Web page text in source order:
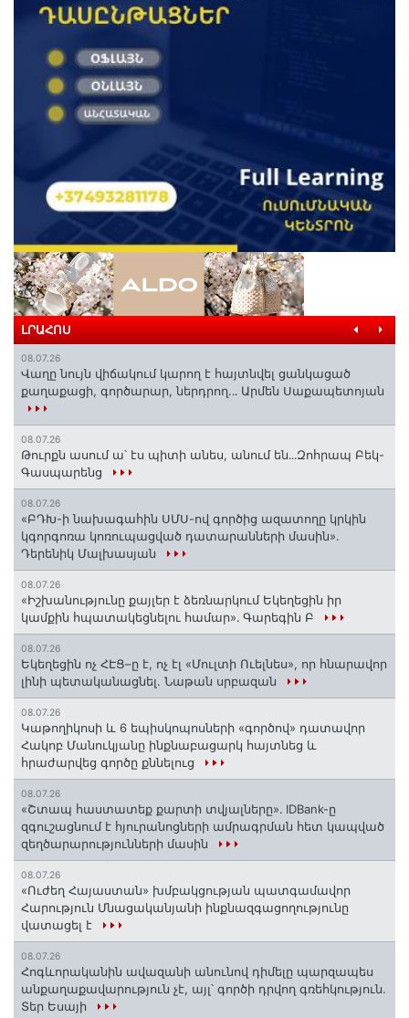
ԼՐԱՀՈՍ
08.07.26
Վաղը նույն վիճակում կարող է հայտնվել ցանկացած
քաղաքացի, գործարար, ներդրող.․․ Արմեն Սաքապետոյան
08.07.26
Թուրքն ասում ա՝ էս պիտի անես, անում են․․․Զոհրապ Բեկ-
Գասպարենց
08.07.26
«ԲԴԽ-ի նախագահին ՍՄՍ-ով գործից ազատողը կրկին
կգորգոռա կոռուպացված դատարանների մասին».
Դերենիկ Մալխասյան
08.07.26
«Իշխանությունը քայլեր է ձեռնարկում Եկեղեցին իր
կամքին հպատակեցնելու համար»․ Գարեգին Բ
08.07.26
Եկեղեցին ոչ ՀԷՑ–ը է, ոչ էլ «Մուլտի Ուելնես», որ հնարավոր
լինի պետականացնել. Նաթան սրբազան
08.07.26
️Կաթողիկոսի և 6 եպիսկոպոսների «գործով» դատավոր
Հակոբ Մանուկյանը ինքնաբացարկ հայտնեց և
հրաժարվեց գործը քննելուց
08.07.26
«Շտապ հաստատեք քարտի տվյալները»․ IDBank-ը
զգուշացնում է հյուրանոցների ամրագրման հետ կապված
զեղծարարությունների մասին
08.07.26
«Ուժեղ Հայաստան» խմբակցության պատգամավոր
Հարություն Մնացականյանի ինքնազգացողությունը
վատացել է
08.07.26
Հոգևորականին ավազանի անունով դիմելը պարզապես
անքաղաքավարություն չէ, այլ՝ գործի դրվող գռեհկություն.
Տեր Եսայի